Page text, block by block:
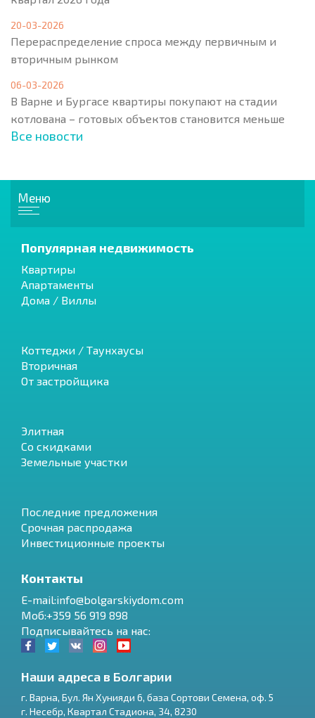
20-03-2026
Перераспределение спроса между первичным и
вторичным рынком
06-03-2026
В Варне и Бургасе квартиры покупают на стадии
котлована – готовых объектов становится меньше
Все новости
Меню
Популярная недвижимость
Квартиры
Апартаменты
Дома / Виллы
Коттеджи / Таунхаусы
Вторичная
От застройщика
Элитная
Со скидками
Земельные участки
Последние предложения
Срочная распродажа
Инвестиционные проекты
Контакты
E-mail:info@bolgarskiydom.com
Моб:+359 56 919 898
Подписывайтесь на нас:
Наши адреса в Болгарии
г. Варна, Бул. Ян Хунияди 6, база Сортови Семена, оф. 5
г. Несебр, Квартал Стадиона, 34, 8230